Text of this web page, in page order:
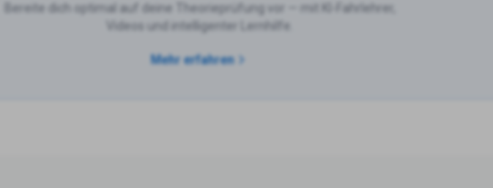
Bereite dich optimal auf deine Theorieprüfung vor — mit KI-Fahrlehrer,
Videos und intelligenter Lernhilfe.
Mehr erfahren